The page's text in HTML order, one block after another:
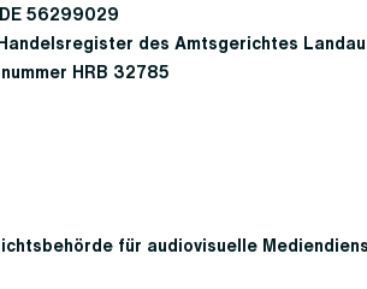
DE 56299029
des Amtsgerichtes
HRB 32785
für audiovisuelle